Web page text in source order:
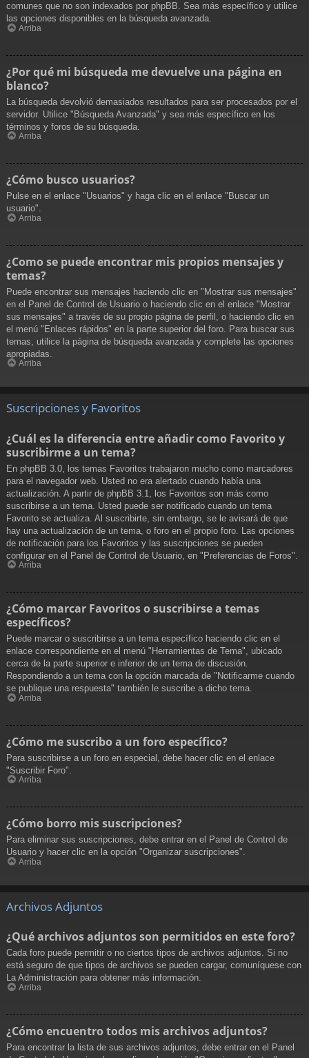
comunes que no son indexados por phpBB. Sea más específico y utilice
las opciones disponibles en la búsqueda avanzada.
Arriba
¿Por qué mi búsqueda me devuelve una página en
blanco?
La búsqueda devolvió demasiados resultados para ser procesados por el
servidor. Utilice "Búsqueda Avanzada" y sea más específico en los
términos y foros de su búsqueda.
Arriba
¿Cómo busco usuarios?
Pulse en el enlace "Usuarios" y haga clic en el enlace "Buscar un
usuario".
Arriba
¿Como se puede encontrar mis propios mensajes y
temas?
Puede encontrar sus mensajes haciendo clic en "Mostrar sus mensajes"
en el Panel de Control de Usuario o haciendo clic en el enlace "Mostrar
sus mensajes" a través de su propio página de perfil, o haciendo clic en
el menú "Enlaces rápidos" en la parte superior del foro. Para buscar sus
temas, utilice la página de búsqueda avanzada y complete las opciones
apropiadas.
Arriba
Suscripciones y Favoritos
¿Cuál es la diferencia entre añadir como Favorito y
suscribirme a un tema?
En phpBB 3.0, los temas Favoritos trabajaron mucho como marcadores
para el navegador web. Usted no era alertado cuando había una
actualización. A partir de phpBB 3.1, los Favoritos son más como
suscribirse a un tema. Usted puede ser notificado cuando un tema
Favorito se actualiza. Al suscribirte, sin embargo, se le avisará de que
hay una actualización de un tema, o foro en el propio foro. Las opciones
de notificación para los Favoritos y las suscripciones se pueden
configurar en el Panel de Control de Usuario, en "Preferencias de Foros".
Arriba
¿Cómo marcar Favoritos o suscribirse a temas
específicos?
Puede marcar o suscribirse a un tema específico haciendo clic en el
enlace correspondiente en el menú "Herramientas de Tema", ubicado
cerca de la parte superior e inferior de un tema de discusión.
Respondiendo a un tema con la opción marcada de "Notificarme cuando
se publique una respuesta" también le suscribe a dicho tema.
Arriba
¿Cómo me suscribo a un foro específico?
Para suscribirse a un foro en especial, debe hacer clic en el enlace
"Suscribir Foro".
Arriba
¿Cómo borro mis suscripciones?
Para eliminar sus suscripciones, debe entrar en el Panel de Control de
Usuario y hacer clic en la opción "Organizar suscripciones".
Arriba
Archivos Adjuntos
¿Qué archivos adjuntos son permitidos en este foro?
Cada foro puede permitir o no ciertos tipos de archivos adjuntos. Si no
está seguro de que tipos de archivos se pueden cargar, comuníquese con
La Administración para obtener más información.
Arriba
¿Cómo encuentro todos mis archivos adjuntos?
Para encontrar la lista de sus archivos adjuntos, debe entrar en el Panel